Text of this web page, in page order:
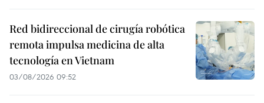
Red bidireccional de cirugía robótica
remota impulsa medicina de alta
tecnología en Vietnam
03/08/2026 09:52